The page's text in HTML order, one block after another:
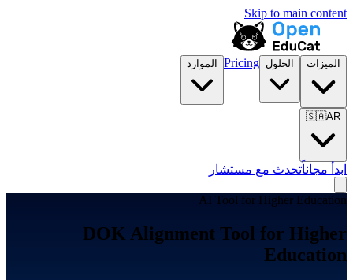
Skip to main content
الميزات الحلول Pricing الموارد
🇸🇦AR
ابدأ مجاناًتحدث مع مستشار
AI Tool for Higher Education
DOK Alignment Tool for Higher
Education